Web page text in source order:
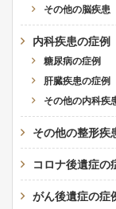
その他の脳疾患
内科疾患の症例
糖尿病の症例
肝臓疾患の症例
その他の内科疾
その他の整形疾
コロナ後遺症の
がん後遺症の症